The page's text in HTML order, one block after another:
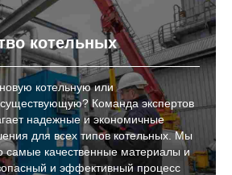
котельных
котельную или
Команда экспертов
надежные и экономичные
для всех типов котельных. Мы
самые качественные материалы и
и эффективный процесс